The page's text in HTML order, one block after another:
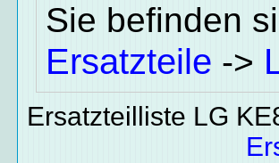
Sie befinden
Ersatzteile ->
Ersatzteilliste LG